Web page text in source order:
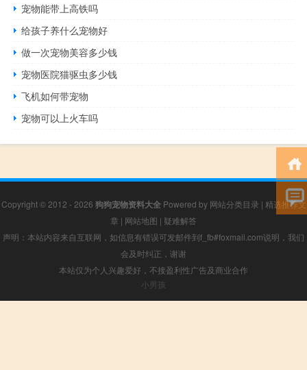
宠物能带上高铁吗
给孩子养什么宠物好
做一次宠物美容多少钱
宠物医院猫驱虫多少钱
飞机如何带宠物
宠物可以上火车吗
Copyright © 2012 - 2026 狗狗宠物资料大全Powered by 网站分类目录 | 精选推荐文
章 | 网站地图 | 疑难解答
声明：本站内容来自互联网，如信息有错误可发邮件到f_fb#foxmail.com说明，我们
会及时纠正，谢谢
本站仅为个人兴趣爱好，不接盈利性广告及商业合作
小男孩